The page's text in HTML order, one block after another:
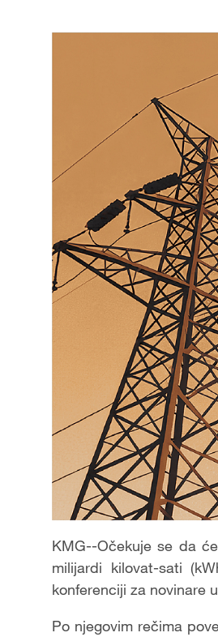
KMG--Očekuje se da
milijardi kilovat-sati
konferenciji za novinare
Po njegovim rečima